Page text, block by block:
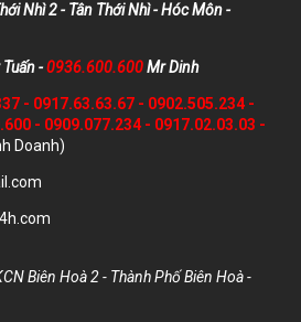
Nhì 2 - Tân Thới Nhì - Hóc Môn -
-0936.600.600Mr Dinh
- 0917.63.63.67 - 0902.505.234 -
- 0909.077.234 - 0917.02.03.03 -
Doanh)
Biên Hoà 2 - Thành Phố Biên Hoà -